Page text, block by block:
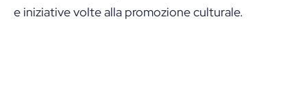
e iniziative volte alla promozione culturale.